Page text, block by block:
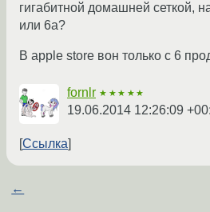
гигабитной домашней сеткой,
или 6а?
В apple store вон только с 6
fornlr ★★★★★
19.06.2014 12:26:09
Ссылка
←